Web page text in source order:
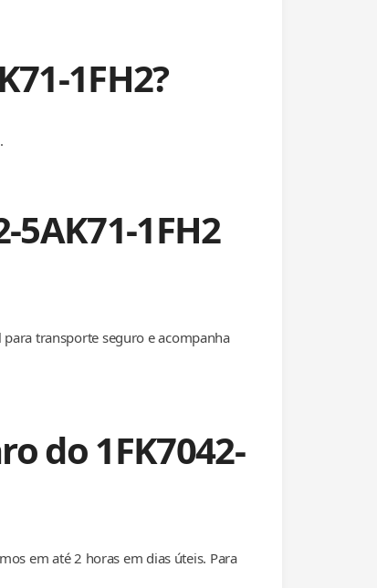
1FH2?
5AK71-1FH2
transporte seguro e acompanha
do 1FK7042-
em até 2 horas em dias úteis. Para